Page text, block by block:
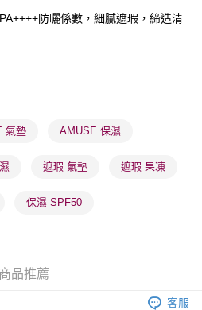
作天送達
3個工作天送達
防曬係數，細膩遮瑕，締造清
氣墊 AMUSE 保濕
遮瑕 氣墊 遮瑕 果凍
保濕 SPF50
商品推薦
客服